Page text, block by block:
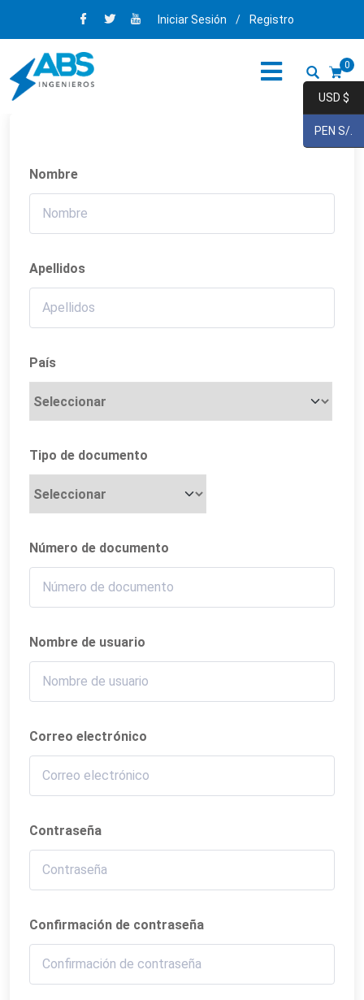
Iniciar Sesión / Registro
0
Nombre
Apellidos
País
Tipo de documento
Número de documento
Nombre de usuario
Correo electrónico
Contraseña
Confirmación de contraseña
USD $
PEN S/.